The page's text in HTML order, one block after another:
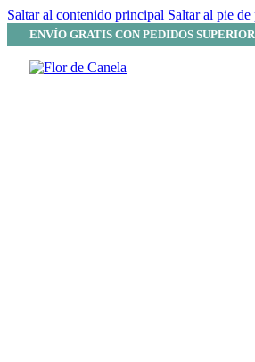
Saltar al contenido principal Saltar al pie de
ENVÍO GRATIS CON PEDIDOS